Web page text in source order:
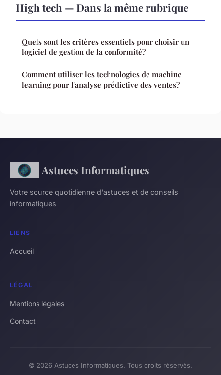
High tech — Dans la même rubrique
Quels sont les critères essentiels pour choisir un
logiciel de gestion de la conformité?
Comment utiliser les technologies de machine
learning pour l'analyse prédictive des ventes?
Astuces Informatiques
Votre source quotidienne d'astuces et de conseils
informatiques
LIENS
Accueil
LÉGAL
Mentions légales
Contact
© 2026 Astuces Informatiques. Tous droits réservés.